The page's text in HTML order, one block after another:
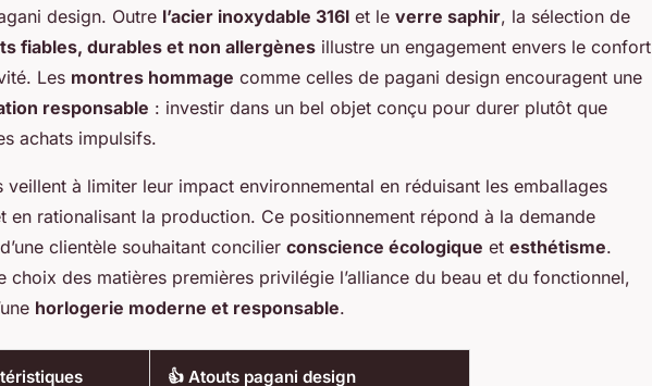
design. Outre l’acier inoxydable 316l et le verre saphir, la sélection de
fiables, durables et non allergènes illustre un engagement envers le confort
Les montres hommage comme celles de pagani design encouragent une
responsable : investir dans un bel objet conçu pour durer plutôt que
achats impulsifs.
veillent à limiter leur impact environnemental en réduisant les emballages
en rationalisant la production. Ce positionnement répond à la demande
clientèle souhaitant concilier conscience écologique et esthétisme.
choix des matières premières privilégie l’alliance du beau et du fonctionnel,
horlogerie moderne et responsable.
👍 Atouts pagani design